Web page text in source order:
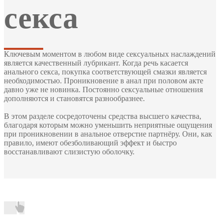
секса
Ключевым моментом в любом виде сексуальных наслаждений
является качественный лубрикант. Когда речь касается
анального секса, покупка соответствующей смазки является
необходимостью. Проникновение в анал при половом акте
давно уже не новинка. Постоянно сексуальные отношения
дополняются и становятся разнообразнее.
В этом разделе сосредоточены средства высшего качества,
благодаря которым можно уменьшить неприятные ощущения
при проникновении в анальное отверстие партнёру. Они, как
правило, имеют обезболивающий эффект и быстро
восстанавливают слизистую оболочку.